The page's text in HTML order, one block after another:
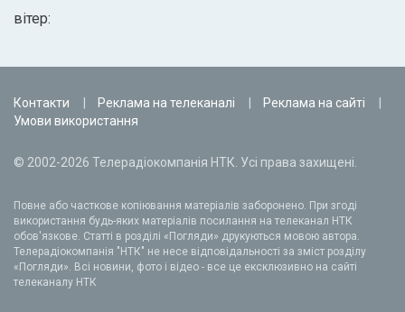
вітер:
Контакти Реклама на телеканалі
Реклама на сайті
Умови використання
© 2002-2026 Телерадіокомпанія НТК. Усі права захищені.
Повне або часткове копіювання матеріалів заборонено. При згоді
використання будь-яких матеріалів посилання на телеканал НТК
обов'язкове. Статті в розділі «Погляди» друкуються мовою автора.
Телерадіокомпанія "НТК" не несе відповідальності за зміст розділу
«Погляди». Всі новини, фото і відео - все це ексклюзивно на сайті
телеканалу НТК